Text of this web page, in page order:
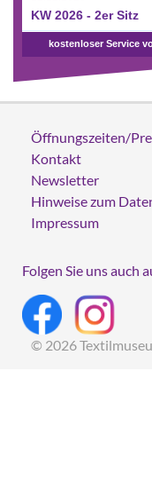
KW 2026 - 2er Sitz
kostenloser Service
Öffnungszeiten/
Kontakt
Newsletter
Hinweise zum
Impressum
Folgen Sie uns auch
© 2026